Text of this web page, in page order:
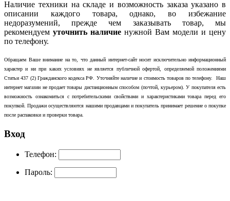
Наличие техники на складе и возможность заказа указано в
описании каждого товара, однако, во избежание
недоразумений, прежде чем заказывать товар, мы
рекомендуем уточнить наличие нужной Вам модели и цену
по телефону.
Обращаем Ваше внимание на то, что данный интернет-сайт носит исключительно информационный
характер и ни при каких условиях не является публичной офертой, определяемой положениями
Статьи 437 (2) Гражданского кодекса РФ. Уточняйте наличие и стоимость товаров по телефону. Наш
интернет магазин не продает товары дистанционным способом (почтой, курьером). У покупателя есть
возможность ознакомиться с потребительскими свойствами и характеристиками товара перед его
покупкой. Продажи осуществляются нашими продавцами и покупатель принимает решение о покупке
после распаковки и проверки товара.
Вход
Телефон:
Пароль: